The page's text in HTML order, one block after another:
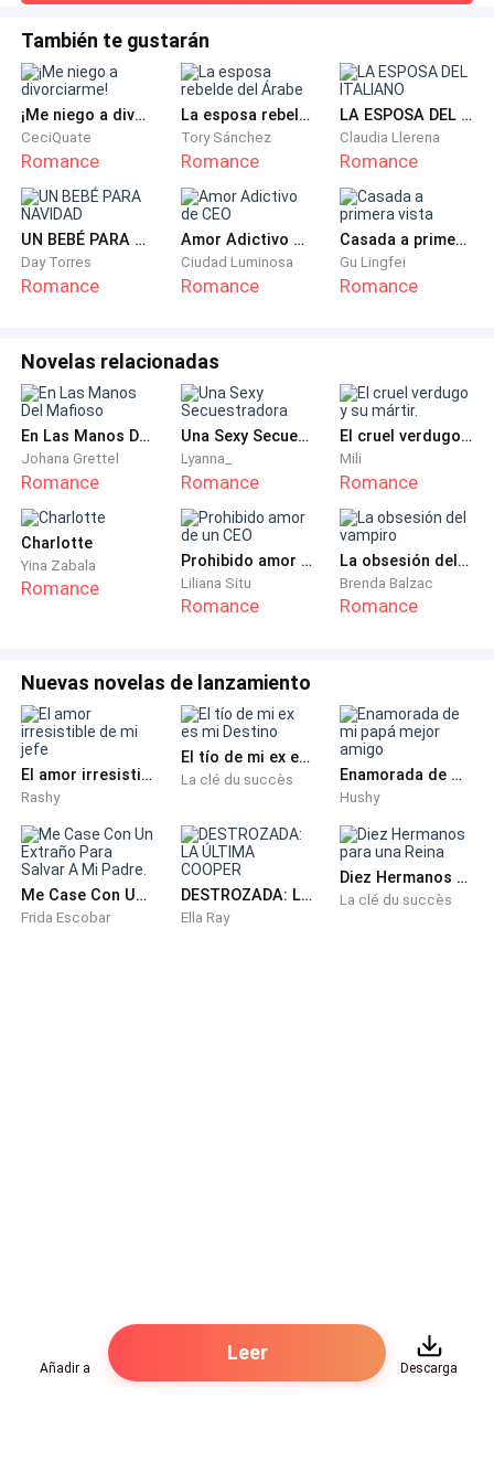
Era un confesionario de almas rotas.
Sus pasillos olían a cera vieja, a perfume caro y a
secretos que nadie se atrevía a nombrar en voz alta.
Las luces tenues se reflejaban en los espejos como
promesas que nadie había cumplido jamás. Afuera, la
ciudad dormía bajo un manto de terciopelo negro;
adentro, dos vidas a punto de colisionar corrían hacia
el mismo precipicio sin saberlo.
Uno huía de un vestido blanco que se había convertido
en sudario.
La otra se ahogaba en whisky y en un nombre que ya
no quería pronunciar.
Ninguno de los dos buscaba amor.
Buscaban una razón para no rendirse al abismo.
habitación ajena, como un vestido de novia rasgado,
como una mano que se extiende en la oscuridad y
dice: “Quédate. Aunque sea solo esta noche”.
Y esa noche, en la habitación 312, el destino decidió
que una sola noche nunca sería suficiente.
Que a veces el beso más efímero es el que deja la
cicatriz más profunda.
Te espero —articuló Ana sin voz, las lágrimas ya rodando
por sus mejillas.Lo metieron en el patrullero. La puerta se
cerró con un golpe seco. Y el auto se alejó, llevándose el
corazón de Ana con él.Esa noche fue la más larga de su
vida.El pasillo de la cárcel olía a h
También te gustarán
¡Me niego a divorciarme!
CeciQuate
Romance
La esposa rebelde del Árabe
Tory Sánchez
Romance
LA ESPOSA DEL ITALIANO
Claudia Llerena
Romance
UN BEBÉ PARA NAVIDAD
Day Torres
Romance
Amor Adictivo de CEO
Ciudad Luminosa
Romance
Casada a primera vista
Gu Lingfei
Romance
Novelas relacionadas
En Las Manos Del Mafioso
Johana Grettel
Romance
Una Sexy Secuestradora
Lyanna_
Romance
El cruel verdugo y su mártir.
Mili
Romance
Charlotte
Yina Zabala
Romance
Prohibido amor de un CEO
Liliana Situ
Romance
La obsesión del vampiro
Brenda Balzac
Romance
Nuevas novelas de lanzamiento
El amor irresistible de mi jefe
Rashy
El tío de mi ex es mi Destino
La clé du succès Enamorada de mi papá mejor amigo
Hushy
Me Case Con Un Extraño Para Salvar A Mi Padre.
Frida Escobar
DESTROZADA: LA ÚLTIMA COOPER
Ella Ray
Diez Hermanos para una Reina
La clé du succès
Añadir a
Leer
Descarga